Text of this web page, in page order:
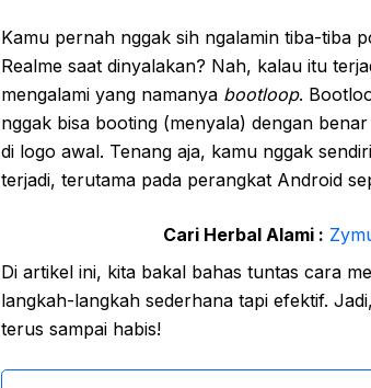
Kamu pernah nggak sih ngalamin tiba-tiba
Realme saat dinyalakan? Nah, kalau itu
mengalami yang namanya bootloop.
nggak bisa booting (menyala) dengan
di logo awal. Tenang aja, kamu nggak
terjadi, terutama pada perangkat Android
Cari Herbal Alami :
Di artikel ini, kita bakal bahas tuntas cara
langkah-langkah sederhana tapi efektif.
terus sampai habis!